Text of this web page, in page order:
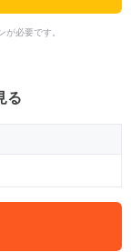
必要です。
る